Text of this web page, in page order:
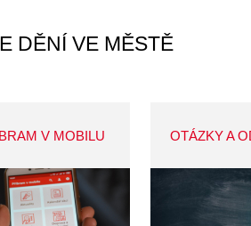
DĚNÍ VE MĚSTĚ
V MOBILU OTÁZKY A